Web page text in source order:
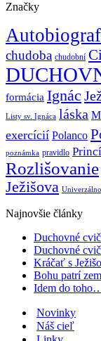
Značky
chudoba chudobní
formácia Ignác
Listy sv. Ignáca láska
exercícií Polanco
poznámka pravidlo
Rozlišovanie
Ježišova
Najnovšie články
Duchovné
Duchovné
Kráčať s
Bohu patrí
Idem do
Novinky
Náš cieľ